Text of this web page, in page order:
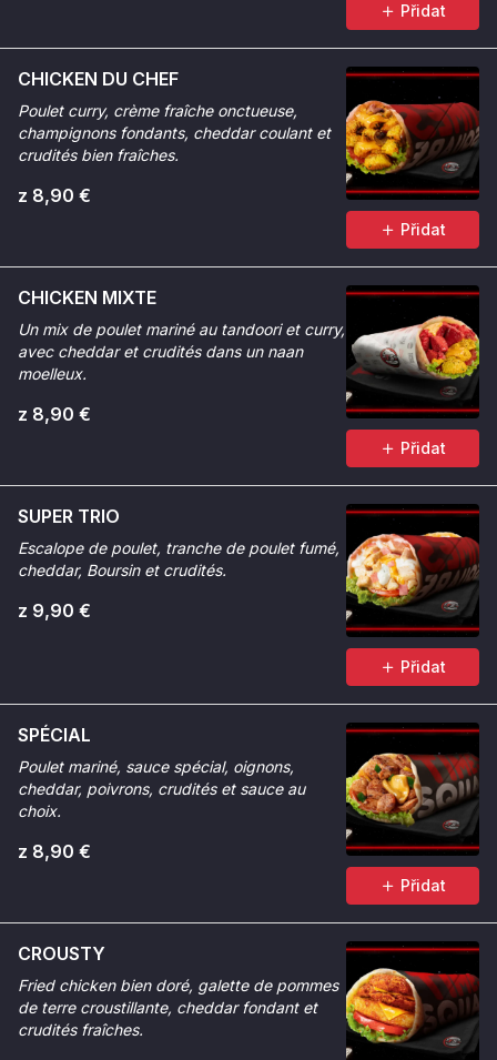
Přidat
CHICKEN DU CHEF
Poulet curry, crème fraîche onctueuse,
champignons fondants, cheddar coulant et
crudités bien fraîches.
z 8,90 €
Přidat
CHICKEN MIXTE
Un mix de poulet mariné au tandoori et curry,
avec cheddar et crudités dans un naan
moelleux.
z 8,90 €
Přidat
SUPER TRIO
Escalope de poulet, tranche de poulet fumé,
cheddar, Boursin et crudités.
z 9,90 €
Přidat
SPÉCIAL
Poulet mariné, sauce spécial, oignons,
cheddar, poivrons, crudités et sauce au
choix.
z 8,90 €
Přidat
CROUSTY
Fried chicken bien doré, galette de pommes
de terre croustillante, cheddar fondant et
crudités fraîches.